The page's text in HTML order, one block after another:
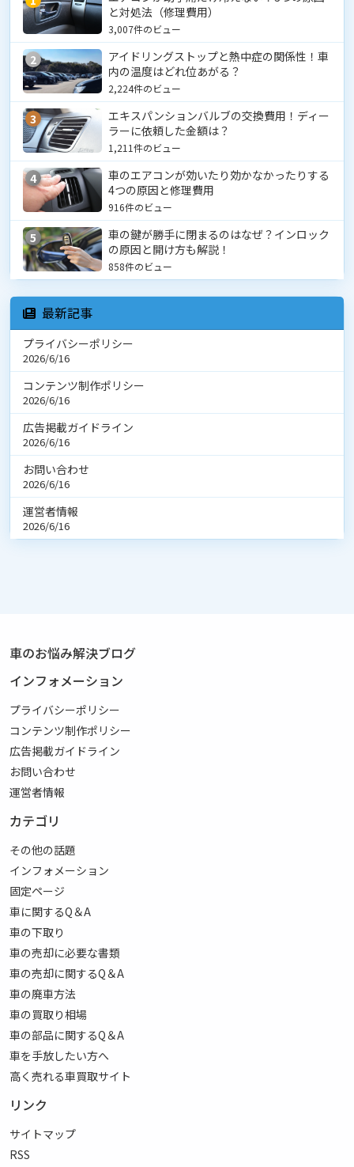
と対処法（修理費用）
3,007件のビュー
2
アイドリングストップと熱中症の関係性！車
内の温度はどれ位あがる？
2,224件のビュー
3
エキスパンションバルブの交換費用！ディー
ラーに依頼した金額は？
1,211件のビュー
4
車のエアコンが効いたり効かなかったりする
4つの原因と修理費用
916件のビュー
5
車の鍵が勝手に閉まるのはなぜ？インロック
の原因と開け方も解説！
858件のビュー
最新記事
プライバシーポリシー
2026/6/16
コンテンツ制作ポリシー
2026/6/16
広告掲載ガイドライン
2026/6/16
お問い合わせ
2026/6/16
運営者情報
2026/6/16
車のお悩み解決ブログ
インフォメーション
プライバシーポリシー
コンテンツ制作ポリシー
広告掲載ガイドライン
お問い合わせ
運営者情報
カテゴリ
その他の話題
インフォメーション
固定ページ
車に関するQ＆A
車の下取り
車の売却に必要な書類
車の売却に関するQ＆A
車の廃車方法
車の買取り相場
車の部品に関するQ＆A
車を手放したい方へ
高く売れる車買取サイト
リンク
サイトマップ
RSS